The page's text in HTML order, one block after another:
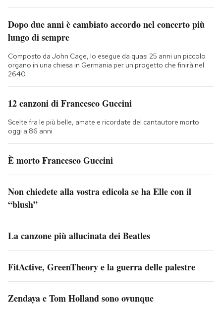
Dopo due anni è cambiato accordo nel concerto più
lungo di sempre
Composto da John Cage, lo esegue da quasi 25 anni un piccolo
organo in una chiesa in Germania per un progetto che finirà nel
2640
12 canzoni di Francesco Guccini
Scelte fra le più belle, amate e ricordate del cantautore morto
oggi a 86 anni
È morto Francesco Guccini
Non chiedete alla vostra edicola se ha Elle con il
“blush”
La canzone più allucinata dei Beatles
FitActive, GreenTheory e la guerra delle palestre
Zendaya e Tom Holland sono ovunque